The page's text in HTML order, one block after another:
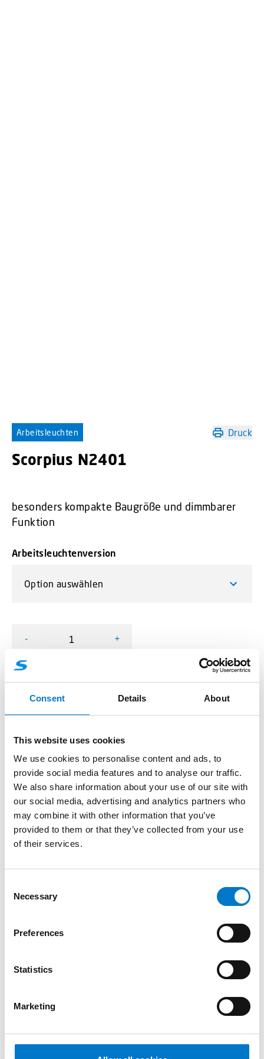
Consent Details About
This website uses cookies
We use cookies to personalise content and ads, to
provide social media features and to analyse our traffic.
We also share information about your use of our site with
our social media, advertising and analytics partners who
may combine it with other information that you’ve
provided to them or that they’ve collected from your use
of their services.
Necessary
Preferences
Statistics
Marketing
Arbeitsleuchten Druck
Scorpius N2401
besonders kompakte Baugröße und dimmbarer
Funktion
Arbeitsleuchtenversion
-
Scorpius N2401 Menge
+
Angebotsanfrage
Produktinformationen
Beschreibung
Der Scorpius N2401 Arbeitsscheinwerfer überzeugt
mit einer besonders kompakten Baugröße und einer
Dieser LED-Arbeitsscheinwerfer zeichnet sich durch
eine lange Lebensdauer und hohe Betriebssicherheit
Ein Arbeitsscheinwerfer, der den Naturgewalten trotzt.
In den Bereichen Feuerwehr, Kommunalfahrzeuge und
Sonderfahrzeugbau kann der Scorpius universell